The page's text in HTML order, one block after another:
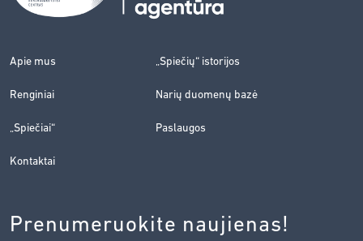
Apie mus „Spiečių“ istorijos
Renginiai Narių duomenų bazė
„Spiečiai“ Paslaugos
Kontaktai
Prenumeruokite naujienas!